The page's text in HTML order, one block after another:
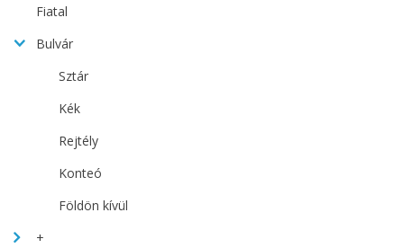
Fiatal
Bulvár
Sztár
Kék
Rejtély
Konteó
Földön kívül
+